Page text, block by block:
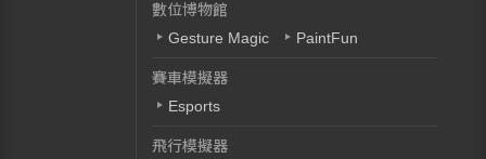
數位博物館
Gesture Magic
PaintFun
賽車模擬器
Esports
飛行模擬器